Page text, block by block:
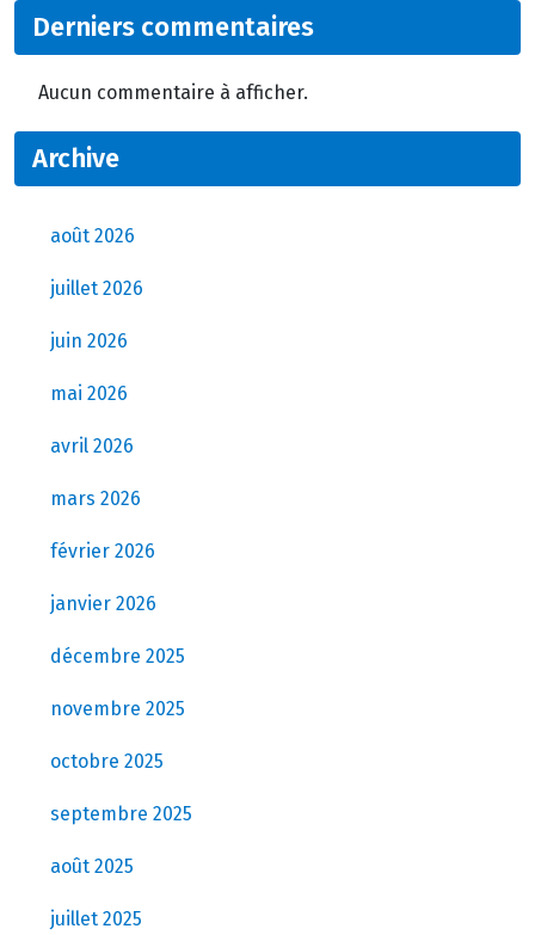
Derniers commentaires
Aucun commentaire à afficher.
Archive
août 2026
juillet 2026
juin 2026
mai 2026
avril 2026
mars 2026
février 2026
janvier 2026
décembre 2025
novembre 2025
octobre 2025
septembre 2025
août 2025
juillet 2025